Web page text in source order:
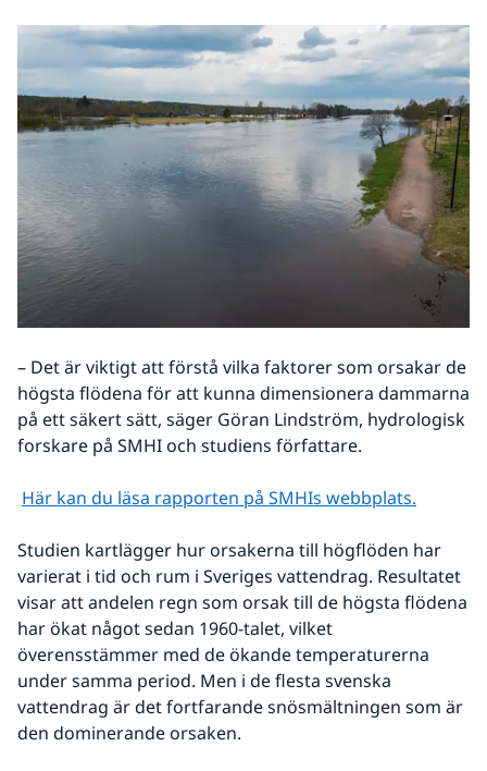
​– Det är viktigt att förstå vilka faktorer som orsakar de
högsta flödena för att kunna dimensionera dammarna
på ett säkert sätt, säger Göran Lindström, hydrologisk
forskare på SMHI och studiens författare.
Här kan du läsa rapporten på SMHIs webbplats.
Studien kartlägger hur orsakerna till högflöden har
varierat i tid och rum i Sveriges vattendrag. Resultatet
visar att andelen regn som orsak till de högsta flödena
har ökat något sedan 1960-talet, vilket
överensstämmer med de ökande temperaturerna
under samma period. Men i de flesta svenska
vattendrag är det fortfarande snösmältningen som är
den dominerande orsaken.